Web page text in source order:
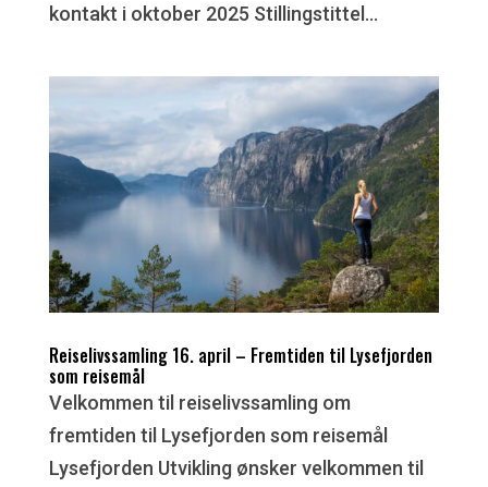
kontakt i oktober 2025 Stillingstittel...
Reiselivssamling 16. april – Fremtiden til Lysefjorden
som reisemål
Velkommen til reiselivssamling om
fremtiden til Lysefjorden som reisemål
Lysefjorden Utvikling ønsker velkommen til